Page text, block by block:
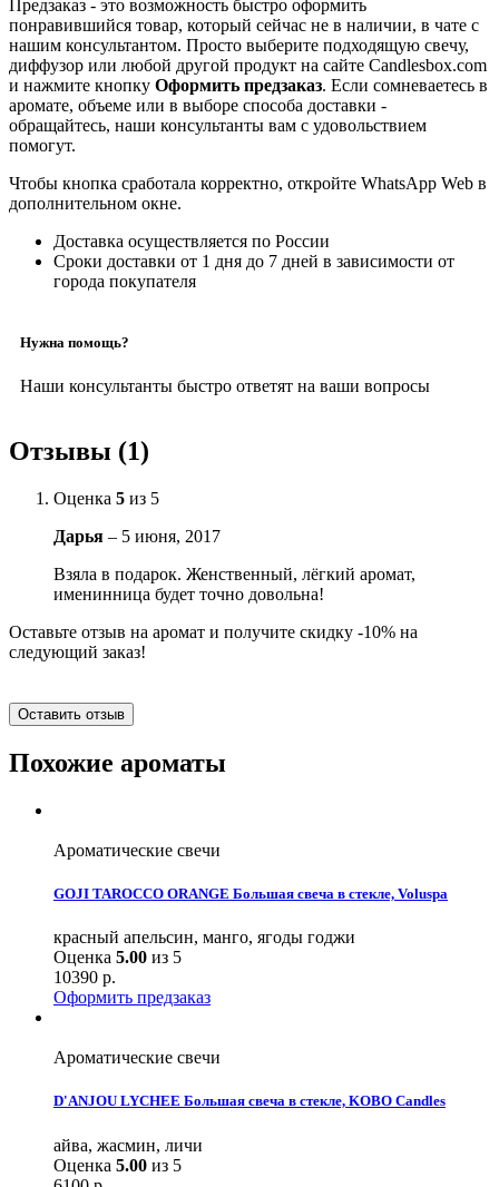
Предзаказ - это возможность быстро оформить
понравившийся товар, который сейчас не в наличии, в чате с
нашим консультантом. Просто выберите подходящую свечу,
диффузор или любой другой продукт на сайте Candlesbox.com
и нажмите кнопку Оформить предзаказ. Если сомневаетесь в
аромате, объеме или в выборе способа доставки -
обращайтесь, наши консультанты вам с удовольствием
помогут.
Чтобы кнопка сработала корректно, откройте WhatsApp Web в
дополнительном окне.
Доставка осуществляется по России
Сроки доставки от 1 дня до 7 дней в зависимости от
города покупателя
Нужна помощь?
Наши консультанты быстро ответят на ваши вопросы
Отзывы (1)
Оценка 5 из 5
Дарья – 5 июня, 2017
Взяла в подарок. Женственный, лёгкий аромат,
именинница будет точно довольна!
Оставьте отзыв на аромат и получите скидку -10% на
следующий заказ!
Оставить отзыв
Похожие ароматы
Ароматические свечи
GOJI TAROCCO ORANGE Большая свеча в стекле, Voluspa
красный апельсин, манго, ягоды годжи
Оценка 5.00 из 5
10390 р.
Оформить предзаказ
Ароматические свечи
D'ANJOU LYCHEE Большая свеча в стекле, KOBO Candles
айва, жасмин, личи
Оценка 5.00 из 5